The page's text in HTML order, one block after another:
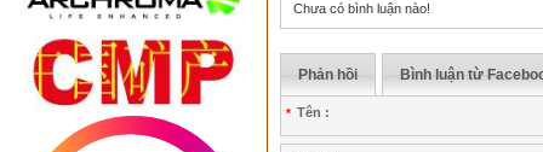
Chưa có bình luận nào!
Phản hồi Bình luận từ
* Tên :